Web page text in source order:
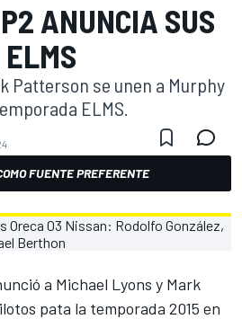
ANUNCIA SUS
Patterson se unen a Murphy
ELMS.
FUENTE PREFERENTE
a Michael Lyons y Mark
pata la temporada 2015 en